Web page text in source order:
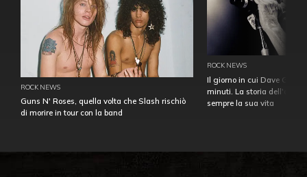
ROCK NEWS
Guns N' Roses, quella volta che Slash rischiò
di morire in tour con la band
ROCK NEWS
Il giorno in cui Dave
minuti. La storia
sempre la sua vita